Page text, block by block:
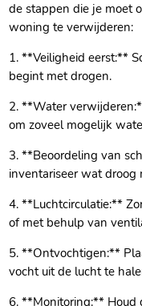
de stappen die je moet
woning te verwijderen:
1.​ **Veiligheid eerst:**
begint met drogen.​
2.​ **Water
om zoveel mogelijk
3.​ **Beoordeling van
inventariseer wat
4.​ **Luchtcirculatie:**
of met behulp van
5.​ **Ontvochtigen:**
vocht uit de lucht te
6.​ **Monitoring:** Houd